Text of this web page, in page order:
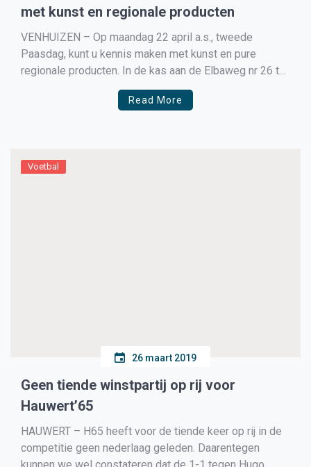
met kunst en regionale producten
VENHUIZEN – Op maandag 22 april a.s., tweede
Paasdag, kunt u kennis maken met kunst en pure
regionale producten. In de kas aan de Elbaweg nr 26 te
Hem zet het kunstenaarscollectief haar beste beentje
voor. Bronzen beelden, schilderijen, objecten in klei,
Read More
Voetbal
26 maart 2019
Geen tiende winstpartij op rij voor
Hauwert’65
HAUWERT – H65 heeft voor de tiende keer op rij in de
competitie geen nederlaag geleden. Daarentegen